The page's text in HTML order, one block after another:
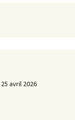
25 avril 2026